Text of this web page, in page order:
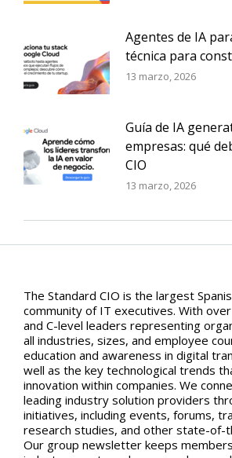
Agentes de IA
técnica para
13 marzo, 2026
Guía de IA
empresas: qué
CIO
13 marzo, 2026
The Standard CIO is the largest
community of IT executives. With
and C-level leaders representing
all industries, sizes, and employee
education and awareness in digital
well as the key technological trends
innovation within companies. We
leading industry solution providers
initiatives, including events, forums,
research studies, and other state-of-
Our group newsletter keeps